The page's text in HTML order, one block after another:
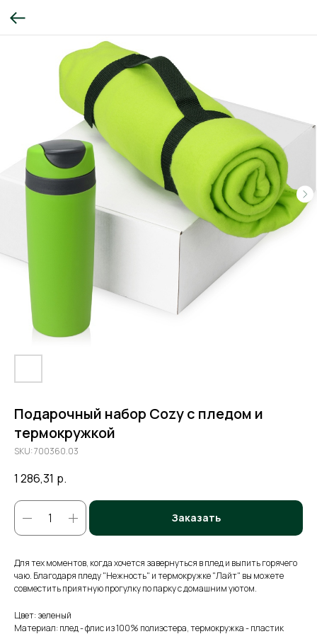
Подарочный набор Cozy с пледом и
термокружкой
SKU:700360.03
1 286,31 р.
Заказать
Для тех моментов, когда хочется завернуться в плед и выпить горячего
чаю. Благодаря пледу "Нежность" и термокружке "Лайт" вы можете
совместить приятную прогулку по парку с домашним уютом.
Цвет: зеленый
Материал: плед - флис из 100% полиэстера, термокружка - пластик